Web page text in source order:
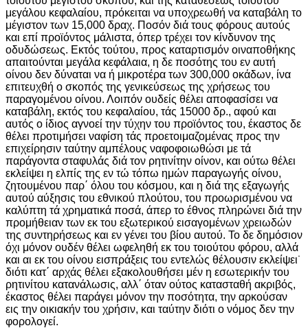
μεγάλου κεφαλαίου, πρόκειται να υποχρεωθή να καταβάλη το
μέγιστον των 15,000 δραχ. Ποσόν διά τους φόρους αυτούς
και επί προϊόντος μάλιστα, όπερ τρέχει τον κίνδυνον της
οδυδώσεως. Εκτός τούτου, προς καταρτισμόν οιναποθήκης
απαιτούνται μεγάλα κεφάλαια, η δε ποσότης του εν αυτή
οίνου δεν δύναται να ή μικροτέρα των 300,000 οκάδων, ίνα
επιτευχθή ο σκοπός της γενικεύσεως της χρήσεως του
παραγομένου οίνου. Λοιπόν ουδείς θέλει αποφασίσει να
καταβάλη, εκτός του κεφαλαίου, τάς 15000 δρ., αφού και
αυτός ο ίδιος αγνοεί την τύχην του προϊόντος του, έκαστος δε
θέλει προτιμήσει ναφίση τάς προετοιμαζομένας προς την
επιχείρησιν ταύτην αμπέλους ναφοφοιωθώσι με τά
παράγοντα σταφυλάς διά τον ρητινίτην οίνον, και ούτω θέλει
εκλείψει η ελπίς της εν τώ τόπω ημών παραγωγής οίνου,
ζητουμένου παρ΄ όλου του κόσμου, και η διά της εξαγωγής
αυτού αύξησις του εθνικού πλούτου, του προωρισμένου να
καλύπτη τά χρηματικά ποσά, άπερ το έθνος πληρώνει διά την
προμήθειαν των εκ του εξωτερικού εισαγομένων χρειωδών
της συντηρήσεως και εν γένει του βίου αυτού. Το δε δημόσιον
όχι μόνον ουδέν θέλει ωφεληθή εκ του τοιούτου φόρου, αλλά
και αι εκ του οίνου εισπράξεις του εντελώς θέλουσιν εκλείψει˙
διότι κατ΄ αρχάς θέλει εξακολουθήσει μέν η εσωτερικήν του
ρητινίτου κατανάλωσις, αλλ΄ όταν ούτος κατασταθή ακριβός,
έκαστος θέλει παράγει μόνον την ποσότητα, την αρκούσαν
εις την οικιακήν του χρήσιν, και ταύτην διότι ο νόμος δεν την
φορολογεί.